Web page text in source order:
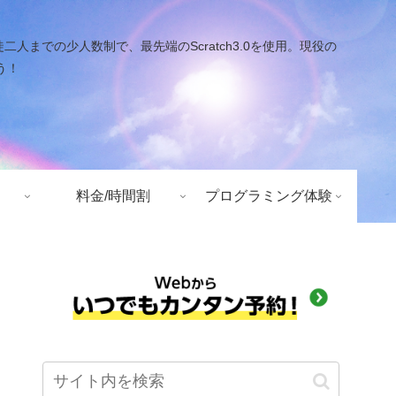
人までの少人数制で、最先端のScratch3.0を使用。現役の
料金/時間割 プログラミング体験